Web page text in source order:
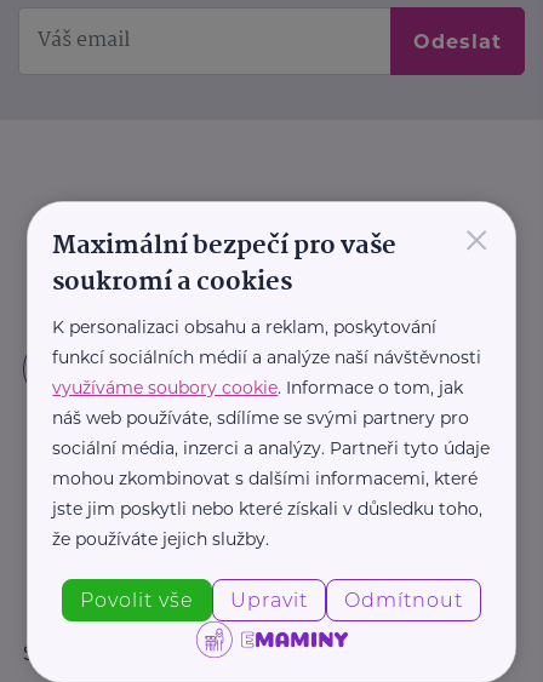
Odeslat
Sledujte nás:
×
Maximální bezpečí pro vaše
soukromí a cookies
K personalizaci obsahu a reklam, poskytování
funkcí sociálních médií a analýze naší návštěvnosti
využíváme soubory cookie. Informace o tom, jak
náš web používáte, sdílíme se svými partnery pro
sociální média, inzerci a analýzy. Partneři tyto údaje
mohou zkombinovat s dalšími informacemi, které
jste jim poskytli nebo které získali v důsledku toho,
že používáte jejich služby.
Povolit vše Upravit Odmítnout